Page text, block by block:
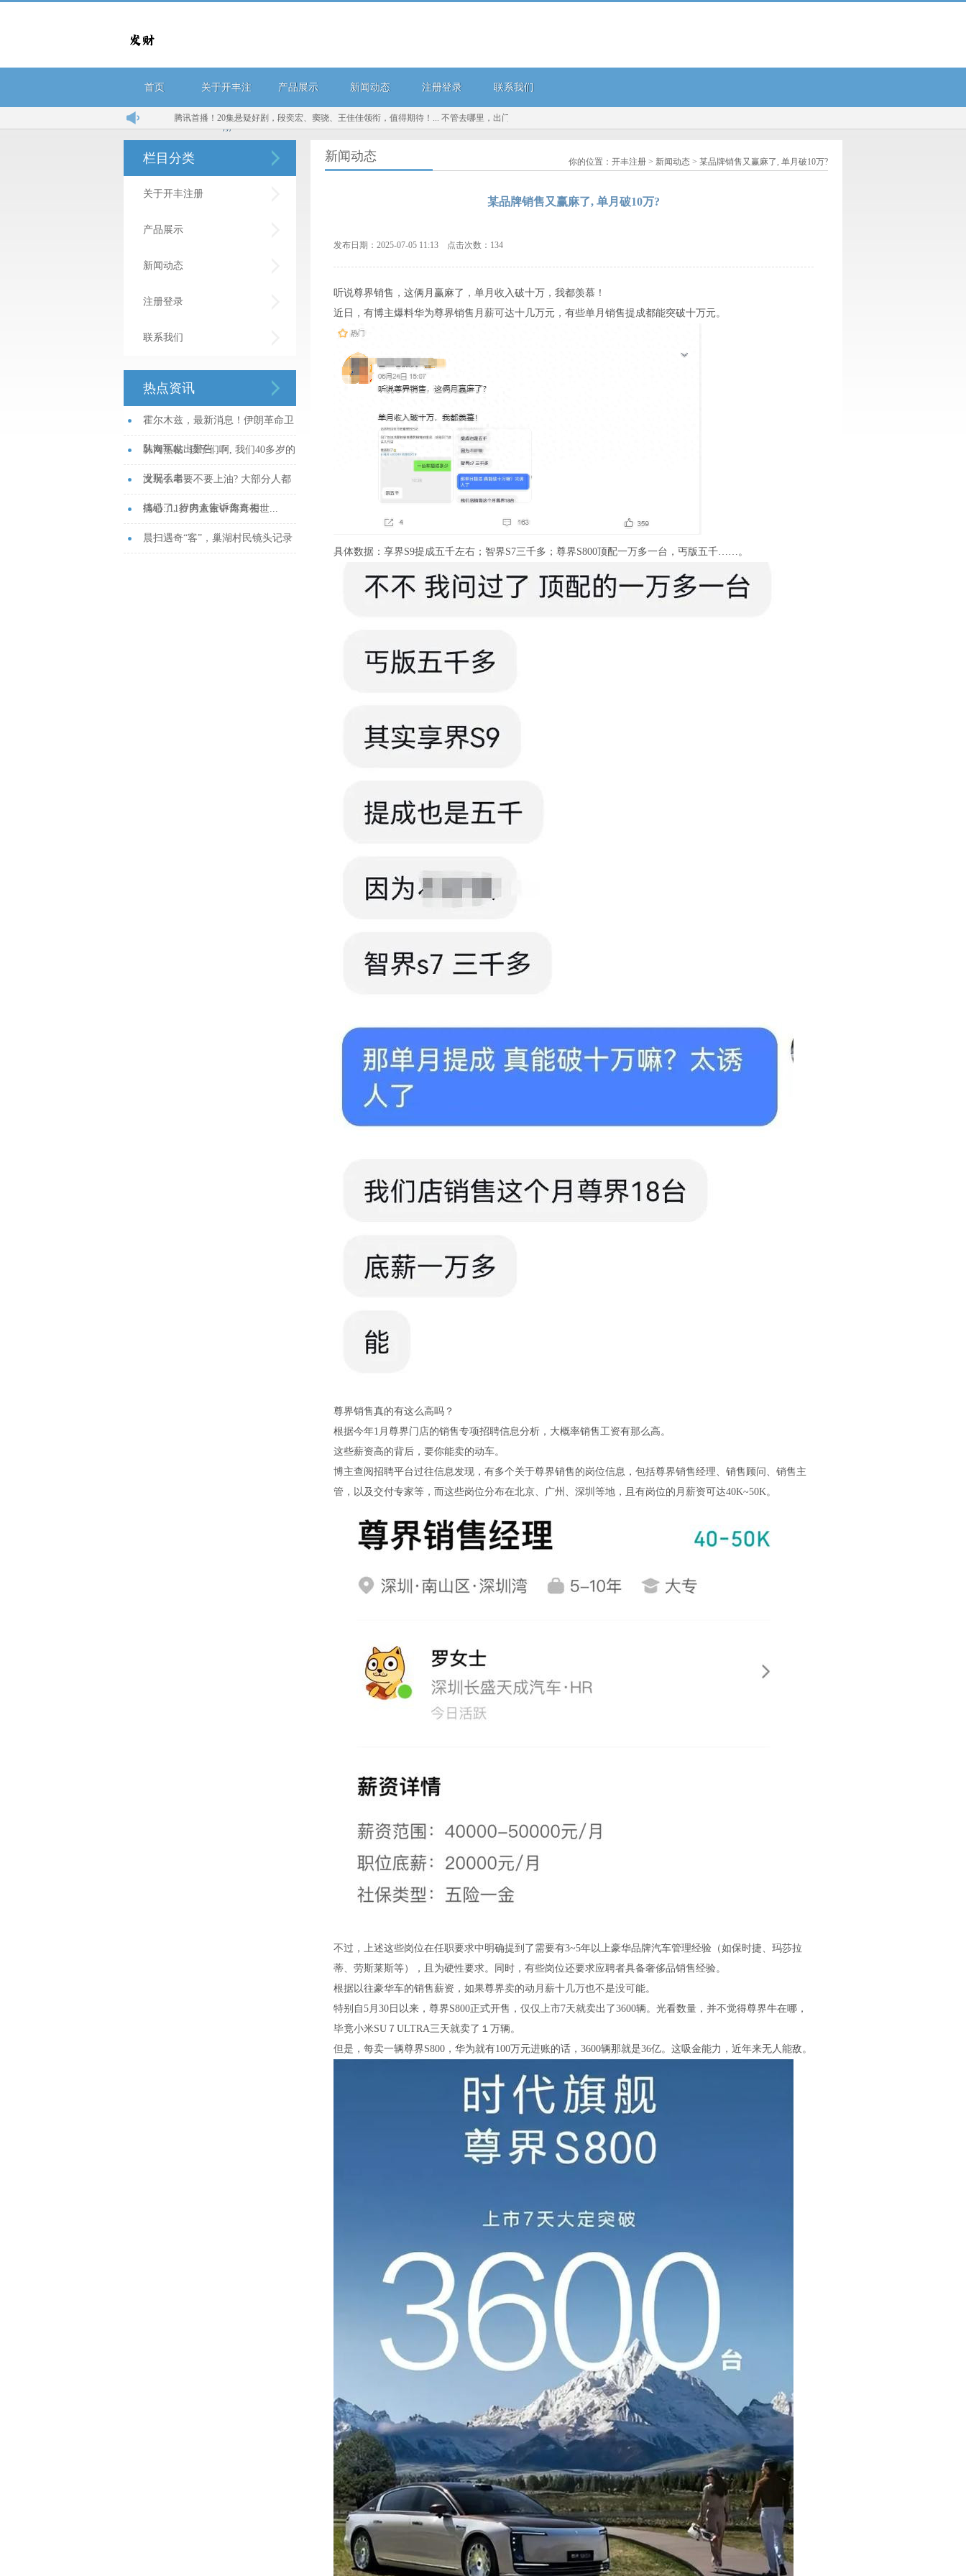
首页 关于开丰注
册
产品展示 新闻动态 注册登录 联系我们
腾讯首播！20集悬疑好剧，段奕宏、窦骁、王佳佳领衔，值得期待！... 不管去哪里，出门一定要默念这3个字，别不当回事...
栏目分类
关于开丰注册
产品展示
新闻动态
注册登录
联系我们
热点资讯
霍尔木兹，最新消息！伊朗革命卫
队海军发出警告...
韩网热帖: 孩子们啊, 我们40多岁的
没那么老!...
文玩手串要不要上油? 大部分人都
搞错了, 行内人告诉你真相...
痛心: 11岁男童家中离奇去世...
晨扫遇奇“客”，巢湖村民镜头记录
新闻动态 你的位置： 开丰注册 > 新闻动态 > 某品牌销售又赢麻了, 单月破10万?
某品牌销售又赢麻了, 单月破10万?
发布日期：2025-07-05 11:13 点击次数：134
听说尊界销售，这俩月赢麻了，单月收入破十万，我都羡慕！
近日，有博主爆料华为尊界销售月薪可达十几万元，有些单月销售提成都能突破十万元。
具体数据：享界S9提成五千左右；智界S7三千多；尊界S800顶配一万多一台，丐版五千……。
尊界销售真的有这么高吗？
根据今年1月尊界门店的销售专项招聘信息分析，大概率销售工资有那么高。
这些薪资高的背后，要你能卖的动车。
博主查阅招聘平台过往信息发现，有多个关于尊界销售的岗位信息，包括尊界销售经理、销售顾问、销售主
管，以及交付专家等，而这些岗位分布在北京、广州、深圳等地，且有岗位的月薪资可达40K~50K。
不过，上述这些岗位在任职要求中明确提到了需要有3~5年以上豪华品牌汽车管理经验（如保时捷、玛莎拉
蒂、劳斯莱斯等），且为硬性要求。同时，有些岗位还要求应聘者具备奢侈品销售经验。
根据以往豪华车的销售薪资，如果尊界卖的动月薪十几万也不是没可能。
特别自5月30日以来，尊界S800正式开售，仅仅上市7天就卖出了3600辆。光看数量，并不觉得尊界牛在哪，
毕竟小米SU７ULTRA三天就卖了１万辆。
但是，每卖一辆尊界S800，华为就有100万元进账的话，3600辆那就是36亿。这吸金能力，近年来无人能敌。